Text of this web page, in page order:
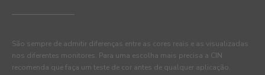
São sempre de admitir diferenças entre as cores reais e as visualizadas
nos diferentes monitores. Para uma escolha mais precisa a CIN
recomenda que faça um teste de cor antes de qualquer aplicação.